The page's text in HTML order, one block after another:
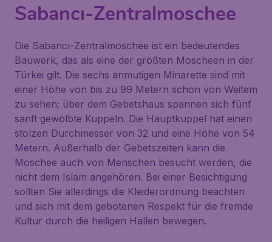
Sabancı-Zentralmoschee
Die Sabancı-Zentralmoschee ist ein bedeutendes
Bauwerk, das als eine der größten Moscheen in der
Türkei gilt. Die sechs anmutigen Minarette sind mit
einer Höhe von bis zu 99 Metern schon von Weitem
zu sehen; über dem Gebetshaus spannen sich fünf
sanft gewölbte Kuppeln. Die Hauptkuppel hat einen
stolzen Durchmesser von 32 und eine Höhe von 54
Metern. Außerhalb der Gebetszeiten kann die
Moschee auch von Menschen besucht werden, die
nicht dem Islam angehören. Bei einer Besichtigung
sollten Sie allerdings die Kleiderordnung beachten
und sich mit dem gebotenen Respekt für die fremde
Kultur durch die heiligen Hallen bewegen.